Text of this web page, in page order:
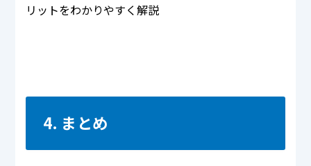
リットをわかりやすく解説
4. まとめ